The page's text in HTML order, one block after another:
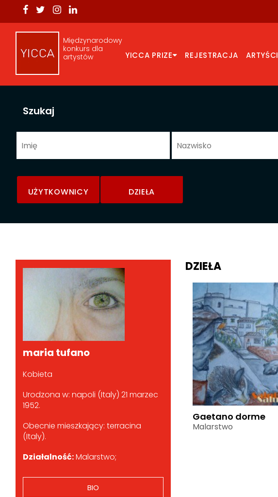
Międzynarodowy
konkurs dla
artystów
YICCA PRIZE REJESTRACJA ARTYŚCI
Szukaj
UŻYTKOWNICY DZIEŁA
maria tufano
Kobieta
Urodzona w: napoli (Italy) 21 marzec
1952.
Obecnie mieszkający: terracina
(Italy).
Działalność:Malarstwo;
BIO
DZIEŁA
Gaetano dorme
Malarstwo